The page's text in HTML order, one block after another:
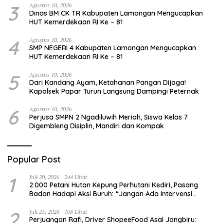
3 Agustus 10, 2026
Dinas BM CK TR Kabupaten Lamongan Mengucapkan
HUT Kemerdekaan RI Ke – 81
4 Agustus 10, 2026
SMP NEGERI 4 Kabupaten Lamongan Mengucapkan
HUT Kemerdekaan RI Ke – 81
5 Agustus 10, 2026
Dari Kandang Ayam, Ketahanan Pangan Dijaga!
Kapolsek Papar Turun Langsung Dampingi Peternak
6 Agustus 10, 2026
Perjusa SMPN 2 Ngadiluwih Meriah, Siswa Kelas 7
Digembleng Disiplin, Mandiri dan Kompak
Popular Post
1 Juli 20, 2026 244 Lihat
2.000 Petani Hutan Kepung Perhutani Kediri, Pasang
Badan Hadapi Aksi Buruh: “Jangan Ada Intervensi
Juli 25, 2026 108 Lihat
Perjuangan Rafi, Driver ShopeeFood Asal Jongbiru: